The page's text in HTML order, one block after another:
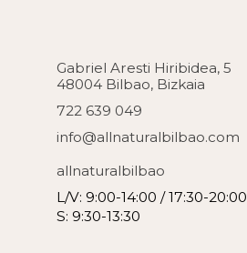
Gabriel Aresti Hiribidea, 5
48004 Bilbao, Bizkaia
722 639 049
info@allnaturalbilbao.com
allnaturalbilbao
L/V: 9:00-14:00 / 17:30-20:00
S: 9:30-13:30